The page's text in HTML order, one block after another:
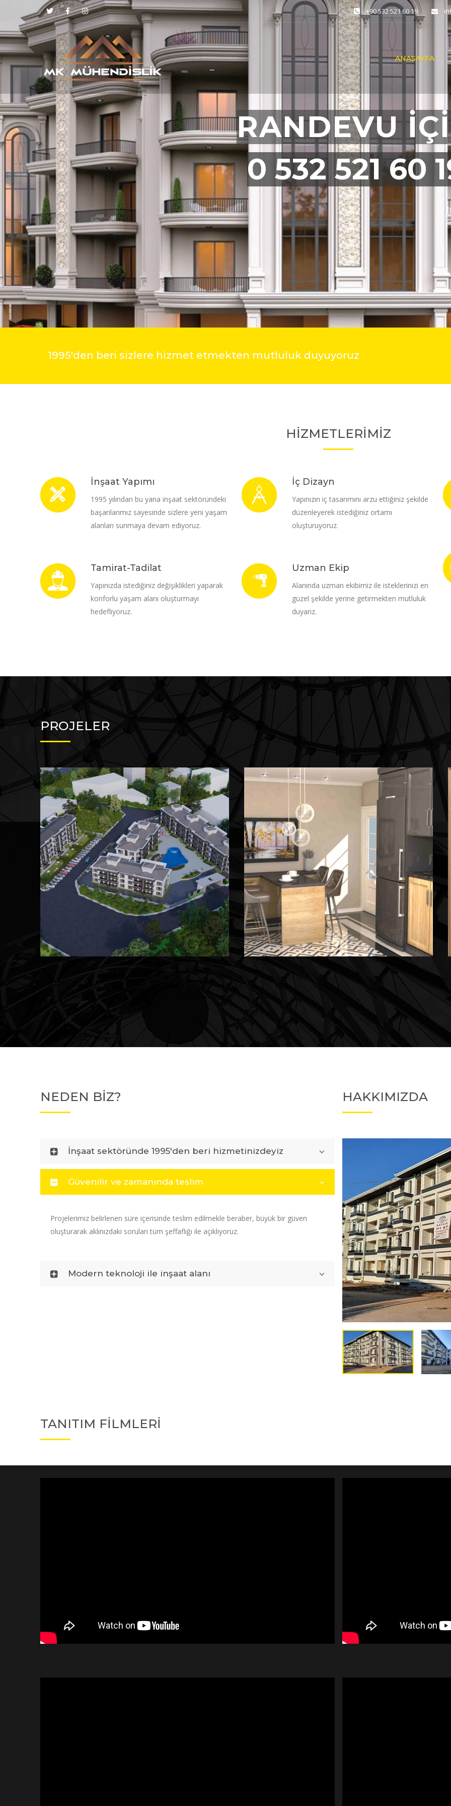
+90 532 521 60 19
ANASAYFA
1995'den beri sizlere hizmet etmekten mutluluk duyuyoruz
HİZMETLERİMİZ
İnşaat Yapımı
1995 yılından bu yana inşaat sektöründeki
başarılarımız sayesinde sizlere yeni yaşam
alanları sunmaya devam ediyoruz.
Tamirat-Tadilat
Yapınızda istediğiniz değişiklikleri yaparak
konforlu yaşam alanı oluşturmayı
hedefliyoruz.
İç Dizayn
Yapınızın iç tasarımını arzu ettiğiniz şekilde
düzenleyerek istediğiniz ortamı
oluşturuyoruz.
Uzman Ekip
Alanında uzman ekibimiz ile isteklerinizi en
güzel şekilde yerine getirmekten mutluluk
duyarız.
PROJELER
MK Sare Evleri Devam Eden Proje 2
Devam Eden
NEDEN BİZ?
İnşaat sektöründe 1995'den beri hizmetinizdeyiz
Güvenilir ve zamanında teslim
Projelerimiz belirlenen süre içerisinde teslim edilmekle beraber, büyük bir güven
oluşturarak aklınızdaki soruları tüm şeffaflığı ile açıklıyoruz.
Modern teknoloji ile inşaat alanı
HAKKIMIZDA
TANITIM FİLMLERİ